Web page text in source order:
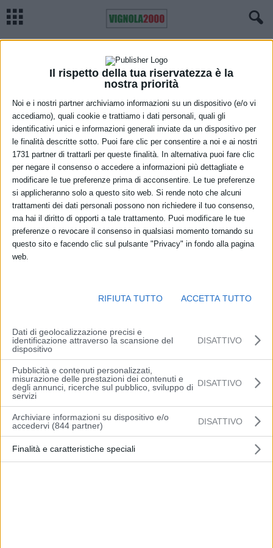
Il rispetto della tua riservatezza è la
nostra priorità
Noi e i nostri partner archiviamo informazioni su un dispositivo (e/o vi
accediamo), quali cookie e trattiamo i dati personali, quali gli
identificativi unici e informazioni generali inviate da un dispositivo per
le finalità descritte sotto. Puoi fare clic per consentire a noi e ai nostri
1731 partner di trattarli per queste finalità. In alternativa puoi fare clic
per negare il consenso o accedere a informazioni più dettagliate e
modificare le tue preferenze prima di acconsentire. Le tue preferenze
si applicheranno solo a questo sito web. Si rende noto che alcuni
trattamenti dei dati personali possono non richiedere il tuo consenso,
ma hai il diritto di opporti a tale trattamento. Puoi modificare le tue
preferenze o revocare il consenso in qualsiasi momento tornando su
questo sito e facendo clic sul pulsante "Privacy" in fondo alla pagina
web.
RIFIUTA TUTTO ACCETTA TUTTO
Dati di geolocalizzazione precisi e
identificazione attraverso la scansione del
dispositivo
DISATTIVO
Pubblicità e contenuti personalizzati,
misurazione delle prestazioni dei contenuti e
degli annunci, ricerche sul pubblico, sviluppo di
servizi
DISATTIVO
Archiviare informazioni su dispositivo e/o
accedervi (844 partner)
DISATTIVO
Finalità e caratteristiche speciali
Home Video pillole
AI, Savevski: “Fondamentale il dialogo tra ricerca, medici e
AI, Savevski: “Fondamentale il dialogo
tra ricerca, medici e pazienti”
27 Maggio 2026
a
y
V
i
Pillole
Articolo precedente
Modena: tenta un furto di
cosmetici al supermercato.
Articolo successivo
Milano Health Week, Filippi
“Prevenzione centrale nelle